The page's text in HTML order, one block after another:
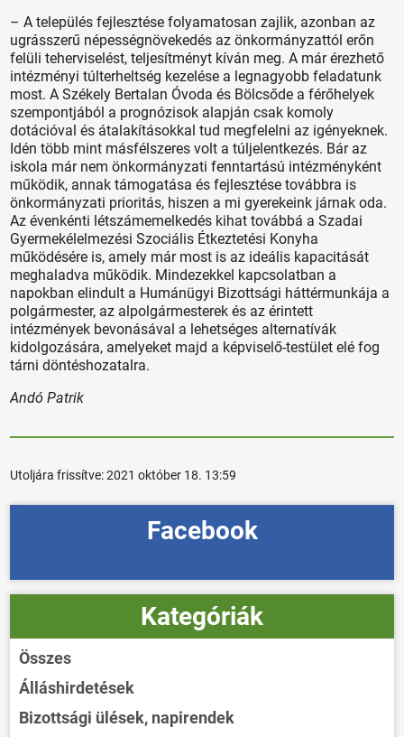
– A település fejlesztése folyamatosan zajlik, azonban az
ugrásszerű népességnövekedés az önkormányzattól erőn
felüli teherviselést, teljesítményt kíván meg. A már érezhető
intézményi túlterheltség kezelése a legnagyobb feladatunk
most. A Székely Bertalan Óvoda és Bölcsőde a férőhelyek
szempontjából a prognózisok alapján csak komoly
dotációval és átalakításokkal tud megfelelni az igényeknek.
Idén több mint másfélszeres volt a túljelentkezés. Bár az
iskola már nem önkormányzati fenntartású intézményként
működik, annak támogatása és fejlesztése továbbra is
önkormányzati prioritás, hiszen a mi gyerekeink járnak oda.
Az évenkénti létszámemelkedés kihat továbbá a Szadai
Gyermekélelmezési Szociális Étkeztetési Konyha
működésére is, amely már most is az ideális kapacitását
meghaladva működik. Mindezekkel kapcsolatban a
napokban elindult a Humánügyi Bizottsági háttérmunkája a
polgármester, az alpolgármesterek és az érintett
intézmények bevonásával a lehetséges alternatívák
kidolgozására, amelyeket majd a képviselő-testület elé fog
tárni döntéshozatalra.
Andó Patrik
Utoljára frissítve:2021 október 18. 13:59
Facebook
Kategóriák
Összes
Álláshirdetések
Bizottsági ülések, napirendek